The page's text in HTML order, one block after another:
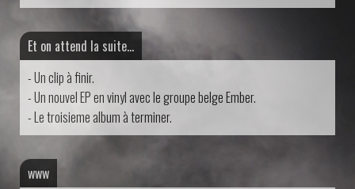
Et on attend la suite...
- Un clip à finir.
- Un nouvel EP en vinyl avec le groupe belge Ember.
- Le troisieme album à terminer.
www